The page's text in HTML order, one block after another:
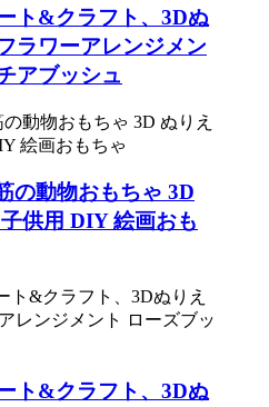
ト&クラフト、3Dぬ
ラワーアレンジメン
アブッシュ
の動物おもちゃ 3D
供用 DIY 絵画おも
ト&クラフト、3Dぬ